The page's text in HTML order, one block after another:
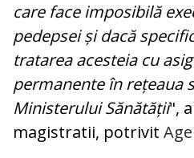
care face imposibilă
pedepsei și dacă
tratarea acesteia cu
permanente în rețeaua
Ministerului Sănătății",
magistratii, potrivit